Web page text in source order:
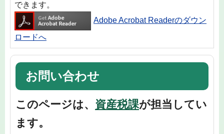
できます。
Adobe Acrobat Readerのダウン
ロードへ
お問い合わせ
このページは、 資産税課が担当してい
ます。